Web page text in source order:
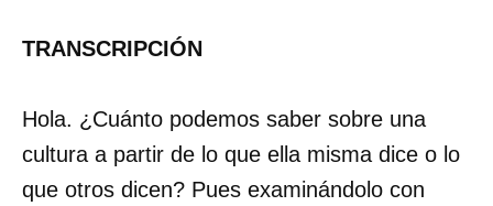
TRANSCRIPCIÓN
Hola. ¿Cuánto podemos saber sobre una
cultura a partir de lo que ella misma dice o lo
que otros dicen? Pues examinándolo con